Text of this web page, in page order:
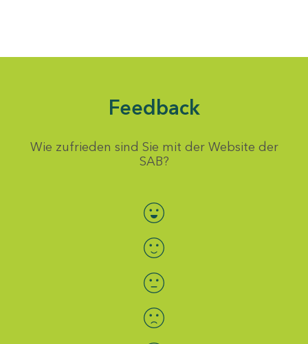
Feedback
Wie zufrieden sind Sie mit der Website der
SAB?
Bewertung auswählen